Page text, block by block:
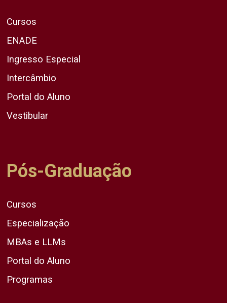
Cursos
ENADE
Ingresso Especial
Intercâmbio
Portal do Aluno
Vestibular
Pós-Graduação
Cursos
Especialização
MBAs e LLMs
Portal do Aluno
Programas